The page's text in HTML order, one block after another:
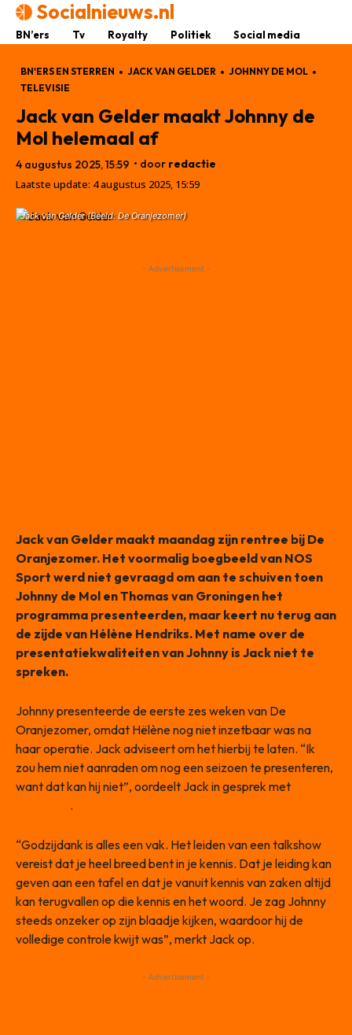
Socialnieuws.nl
BN’ers Tv Royalty Politiek Social media
BN'ERS EN STERREN JACK VAN GELDER
JOHNNY DE MOL
TELEVISIE
Jack van Gelder maakt Johnny de
Mol helemaal af
4 augustus 2025, 15:59 • door redactie
Laatste update: 4 augustus 2025, 15:59
Jack van Gelder (Beeld: De Oranjezomer)
- Advertisement -
Jack van Gelder maakt maandag zijn rentree bij De
Oranjezomer. Het voormalig boegbeeld van NOS
Sport werd niet gevraagd om aan te schuiven toen
Johnny de Mol en Thomas van Groningen het
programma presenteerden, maar keert nu terug aan
de zijde van Hélène Hendriks. Met name over de
presentatiekwaliteiten van Johnny is Jack niet te
spreken.
Johnny presenteerde de eerste zes weken van De
Oranjezomer, omdat Hëlène nog niet inzetbaar was na
haar operatie. Jack adviseert om het hierbij te laten. “Ik
zou hem niet aanraden om nog een seizoen te presenteren,
want dat kan hij niet”, oordeelt Jack in gesprek met
.
“Godzijdank is alles een vak. Het leiden van een talkshow
vereist dat je heel breed bent in je kennis. Dat je leiding kan
geven aan een tafel en dat je vanuit kennis van zaken altijd
kan terugvallen op die kennis en het woord. Je zag Johnny
steeds onzeker op zijn blaadje kijken, waardoor hij de
volledige controle kwijt was”, merkt Jack op.
- Advertisement -